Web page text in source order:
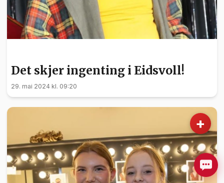
Det skjer ingenting i Eidsvoll!
29. mai 2024 kl. 09:20
+